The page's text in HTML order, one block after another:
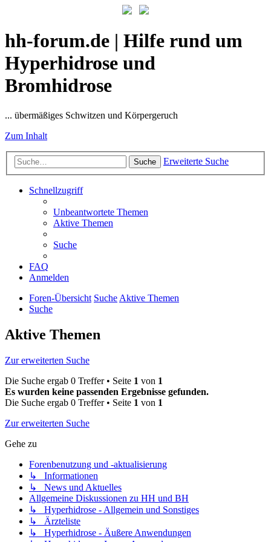
hh-forum.de | Hilfe rund um
Hyperhidrose und
Bromhidrose
... übermäßiges Schwitzen und Körpergeruch
Zum Inhalt
Suche Erweiterte Suche
Schnellzugriff
Unbeantwortete Themen
Aktive Themen
Suche
FAQ
Anmelden
Foren-Übersicht SucheAktive Themen
Suche
Aktive Themen
Zur erweiterten Suche
Die Suche ergab 0 Treffer • Seite 1 von 1
Es wurden keine passenden Ergebnisse gefunden.
Die Suche ergab 0 Treffer • Seite 1 von 1
Zur erweiterten Suche
Gehe zu
Forenbenutzung und -aktualisierung
↳ Informationen
↳ News und Aktuelles
Allgemeine Diskussionen zu HH und BH
↳ Hyperhidrose - Allgemein und Sonstiges
↳ Ärzteliste
↳ Hyperhidrose - Äußere Anwendungen